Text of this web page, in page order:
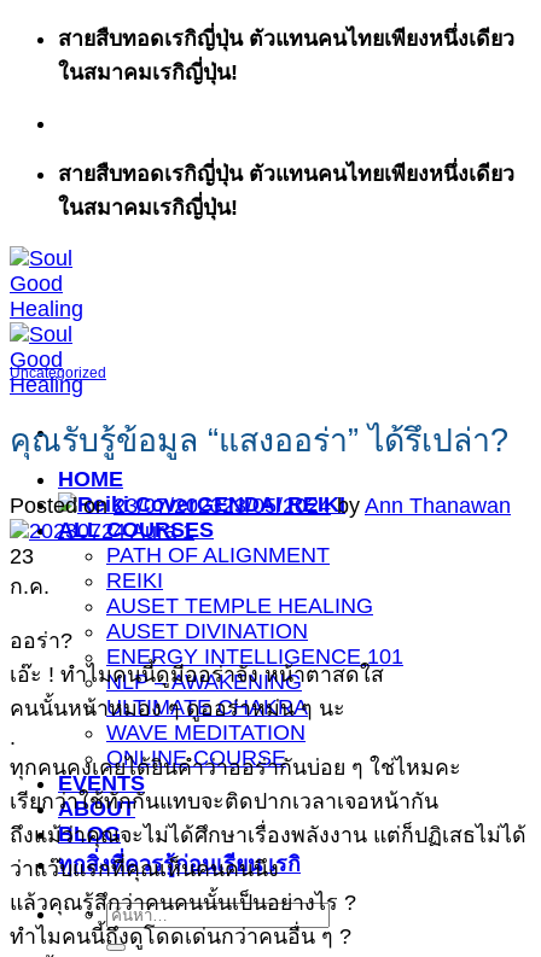
ข้าม
สายสืบทอดเรกิญี่ปุ่น ตัวแทนคนไทยเพียงหนึ่งเดียว
ในสมาคมเรกิญี่ปุ่น!
สายสืบทอดเรกิญี่ปุ่น ตัวแทนคนไทยเพียงหนึ่งเดียว
ในสมาคมเรกิญี่ปุ่น!
HOME
GENDAI REIKI
ALL COURSES
PATH OF ALIGNMENT
REIKI
AUSET TEMPLE HEALING
AUSET DIVINATION
ENERGY INTELLIGENCE 101
NLP – AWAKENING
ULTIMATE CHAKRA
WAVE MEDITATION
ONLINE COURSE
EVENTS
ABOUT
BLOG
ทุกสิ่งที่ควรรู้ก่อนเรียน เรกิ
ค้นหา:
Uncategorized
คุณรับรู้ข้อมูล “แสงออร่า” ได้รึเปล่า?
Posted on 23/07/202323/05/2024 by Ann Thanawan
23
ก.ค.
ออร่า?
เอ๊ะ ! ทำไมคนนี้ดูมีออร่าจัง หน้าตาสดใส
คนนั้นหน้าหมอง ๆ ดูออร่าหม่น ๆ นะ
.
ทุกคนคงเคยได้ยินคำว่าออร่ากันบ่อย ๆ ใช่ไหมคะ
เรียกว่าใช้ทักกันแทบจะติดปากเวลาเจอหน้ากัน
ถึงแม้ว่าคุณจะไม่ได้ศึกษาเรื่องพลังงาน แต่ก็ปฏิเสธไม่ได้
ว่าแว๊บแรกที่คุณเห็นคนคนนึง
แล้วคุณรู้สึกว่าคนคนนั้นเป็นอย่างไร ?
ทำไมคนนี้ถึงดูโดดเด่นกว่าคนอื่น ๆ ?